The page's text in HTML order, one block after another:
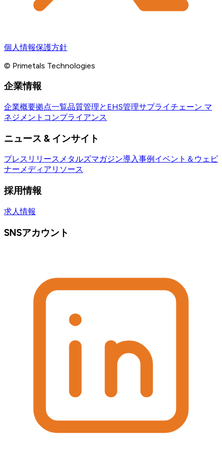
個人情報保護方針
© Primetals Technologies
企業情報
企業概要拠点一覧品質管理とEHS管理サプライチェーン マ
ネジメント コンプライアンス
ニュース & インサイト
プレスリリース メタルズマガジン導入事例 イベント＆ウェビ
ナーメディアリソース
採用情報
求人情報
SNSアカウント